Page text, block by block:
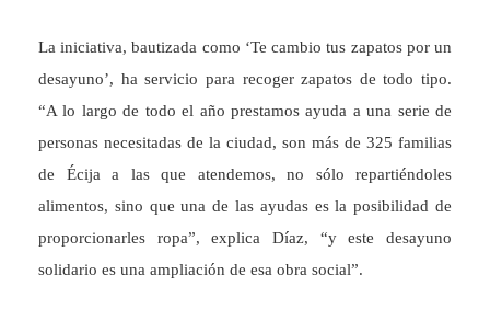
La iniciativa, bautizada como ‘Te cambio tus zapatos por un
desayuno’, ha servicio para recoger zapatos de todo tipo.
“A lo largo de todo el año prestamos ayuda a una serie de
personas necesitadas de la ciudad, son más de 325 familias
de Écija a las que atendemos, no sólo repartiéndoles
alimentos, sino que una de las ayudas es la posibilidad de
proporcionarles ropa”, explica Díaz, “y este desayuno
solidario es una ampliación de esa obra social”.